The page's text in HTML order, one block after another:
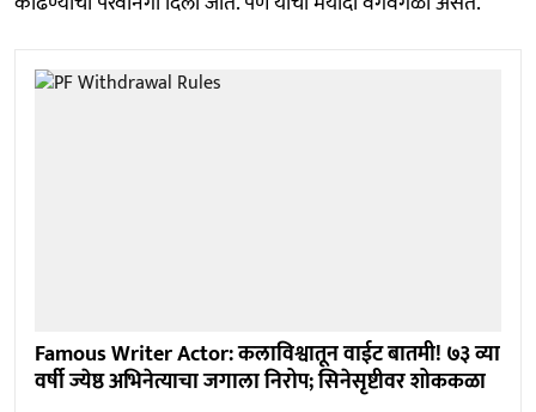
Famous Writer Actor: कलाविश्वातून वाईट बातमी! ७३ व्या
वर्षी ज्येष्ठ अभिनेत्याचा जगाला निरोप; सिनेसृष्टीवर शोककळा